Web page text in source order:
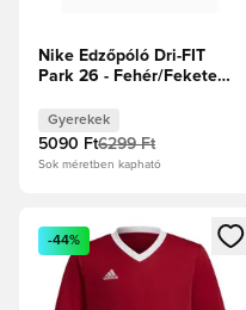
Nike Edzőpóló Dri-FIT
Park 26 - Fehér/Fekete
Gyerekek
5090 Ft6299 Ft
Sok méretben kapható
Megnyit egy modált a
-44%